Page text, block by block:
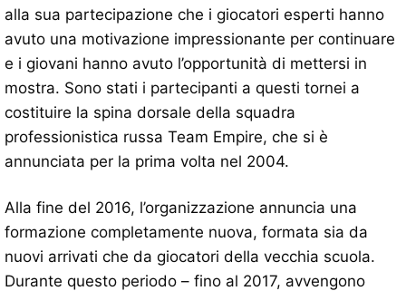
alla sua partecipazione che i giocatori esperti hanno
avuto una motivazione impressionante per continuare
e i giovani hanno avuto l’opportunità di mettersi in
mostra. Sono stati i partecipanti a questi tornei a
costituire la spina dorsale della squadra
professionistica russa Team Empire, che si è
annunciata per la prima volta nel 2004.
Alla fine del 2016, l’organizzazione annuncia una
formazione completamente nuova, formata sia da
nuovi arrivati ​​che da giocatori della vecchia scuola.
Durante questo periodo – fino al 2017, avvengono